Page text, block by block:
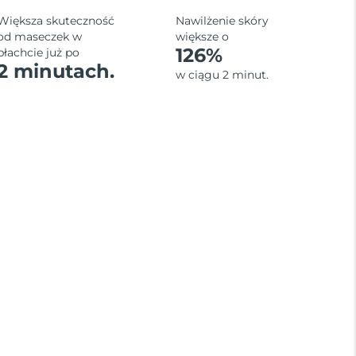
skuteczność
maseczek w
już po
minutach.
Nawilżenie skóry
większe o
126%
w ciągu 2 minut.